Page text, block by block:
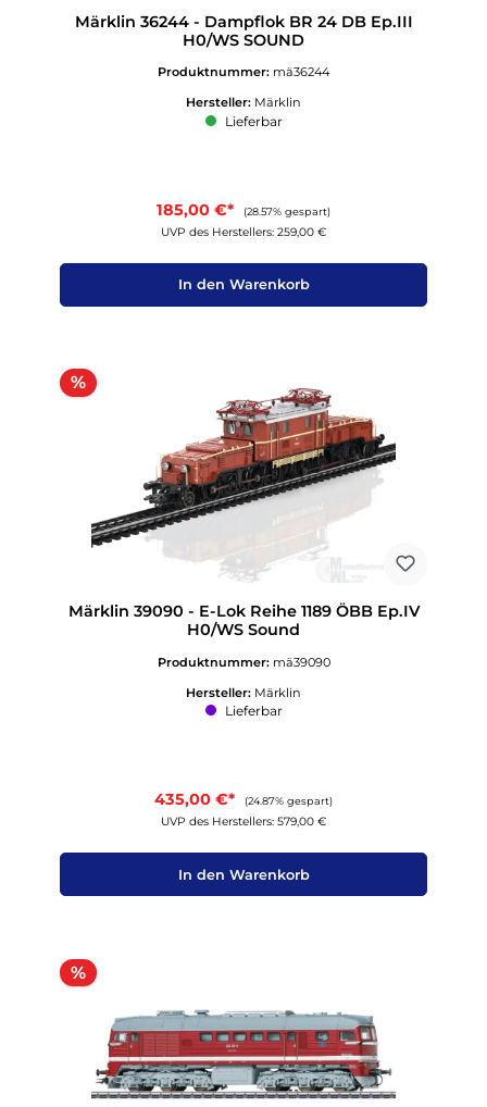
Märklin 36244 - Dampflok BR 24 DB Ep.III
H0/WS SOUND
Produktnummer: mä36244
Hersteller: Märklin
Lieferbar
185,00 €* (28.57% gespart)
UVP des Herstellers: 259,00 €
In den Warenkorb
%Rabatt
Märklin 39090 - E-Lok Reihe 1189 ÖBB Ep.IV
H0/WS Sound
Produktnummer: mä39090
Hersteller: Märklin
Lieferbar
435,00 €* (24.87% gespart)
UVP des Herstellers: 579,00 €
In den Warenkorb
%Rabatt